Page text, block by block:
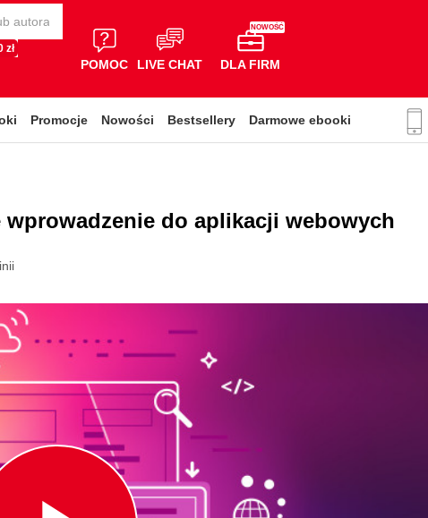
zł
POMOC LIVE CHAT
NOWOŚĆ
DLA FIRM
Promocje Nowości Bestsellery Darmowe ebooki
do aplikacji webowych